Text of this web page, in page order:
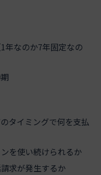
年なのか7年固定なの
タイミングで何を支払
を使い続けられるか
求が発生するか